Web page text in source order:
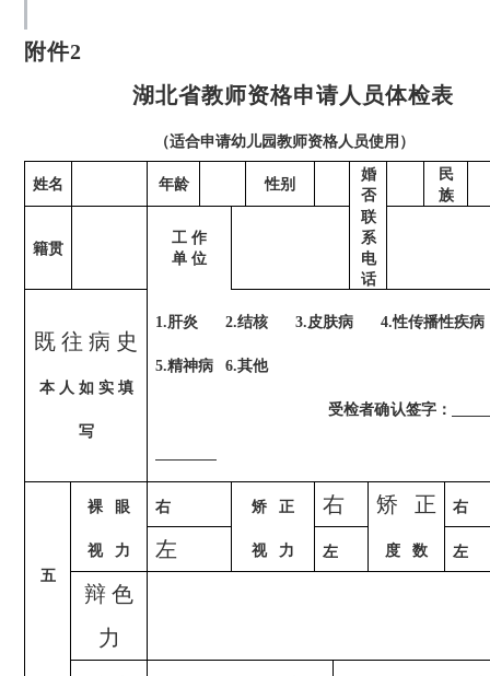
附件2
湖北省教师资格申请人员体检表
（适合申请幼儿园教师资格人员使用）
姓名 年龄 性别
婚
否
民
族
籍贯
工 作
单 位
联
系
电
话
既 往 病 史
本 人 如 实 填
写
1.肝炎 2.结核 3.皮肤病 4.性传播性疾病
5.精神病 6.其他
受检者确认签字：
五
裸 眼
视 力
右 矫 正
视 力
右 矫 正
度 数
右
左 左 左
辩 色
力